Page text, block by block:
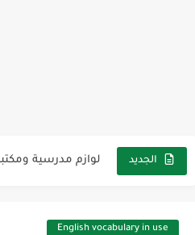
الجديد
The Winter SurpriseEnglish vocabulary in use